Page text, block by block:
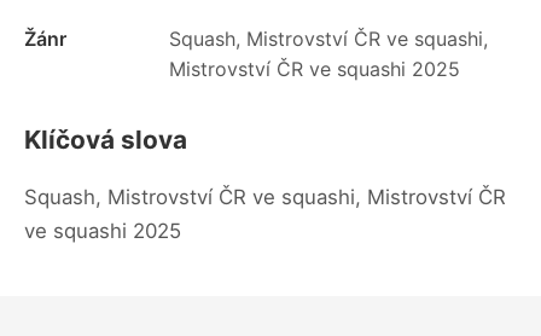
Žánr
Squash, Mistrovství ČR ve squashi,
Mistrovství ČR ve squashi 2025
Klíčová slova
Squash, Mistrovství ČR ve squashi, Mistrovství ČR
ve squashi 2025